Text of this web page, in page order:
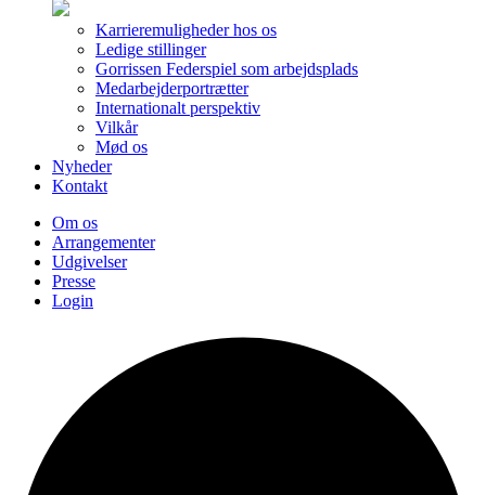
Karrieremuligheder hos os
Ledige stillinger
Gorrissen Federspiel som arbejdsplads
Medarbejderportrætter
Internationalt perspektiv
Vilkår
Mød os
Nyheder
Kontakt
Om os
Arrangementer
Udgivelser
Presse
Login